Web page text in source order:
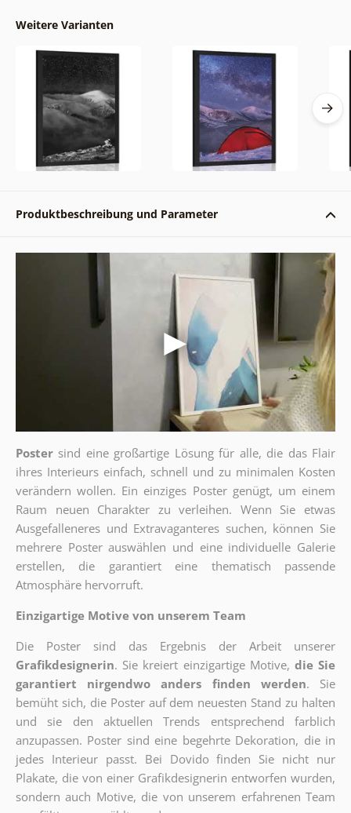
Weitere Varianten
Produktbeschreibung und Parameter
Poster sind eine großartige Lösung für alle, die das Flair
ihres Interieurs einfach, schnell und zu minimalen Kosten
verändern wollen. Ein einziges Poster genügt, um einem
Raum neuen Charakter zu verleihen. Wenn Sie etwas
Ausgefalleneres und Extravaganteres suchen, können Sie
mehrere Poster auswählen und eine individuelle Galerie
erstellen, die garantiert eine thematisch passende
Atmosphäre hervorruft.
Einzigartige Motive von unserem Team
Die Poster sind das Ergebnis der Arbeit unserer
Grafikdesignerin. Sie kreiert einzigartige Motive, die Sie
garantiert nirgendwo anders finden werden. Sie
bemüht sich, die Poster auf dem neuesten Stand zu halten
und sie den aktuellen Trends entsprechend farblich
anzupassen. Poster sind eine begehrte Dekoration, die in
jedes Interieur passt. Bei Dovido finden Sie nicht nur
Plakate, die von einer Grafikdesignerin entworfen wurden,
sondern auch Motive, die von unserem erfahrenen Team